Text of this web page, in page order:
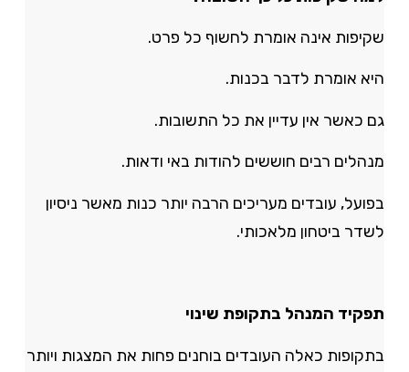
שקיפות אינה אומרת לחשוף כל פרט.
היא אומרת לדבר בכנות.
גם כאשר אין עדיין את כל התשובות.
מנהלים רבים חוששים להודות באי ודאות.
בפועל, עובדים מעריכים הרבה יותר כנות מאשר ניסיון
לשדר ביטחון מלאכותי.
תפקיד המנהל בתקופת שינוי
בתקופות כאלה העובדים בוחנים פחות את המצגות ויותר